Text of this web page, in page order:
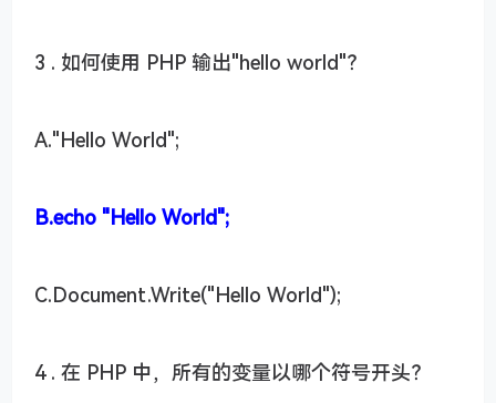
3 . 如何使用 PHP 输出"hello world"？
A."Hello World";
B.echo "Hello World";
C.Document.Write("Hello World");
4 . 在 PHP 中，所有的变量以哪个符号开头？